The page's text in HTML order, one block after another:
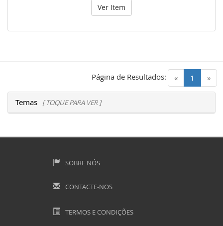
Ver Item
« 1 (current)
»
Página de Resultados:
Temas [ TOQUE PARA VER ]
SOBRE NÓS
CONTACTE-NOS
TERMOS E CONDIÇÕES